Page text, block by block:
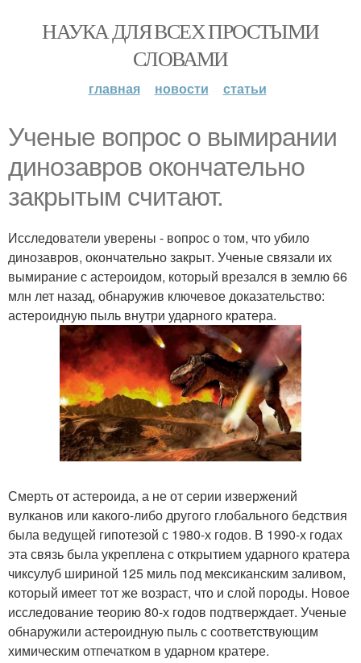
НАУКА ДЛЯ ВСЕХ ПРОСТЫМИ
СЛОВАМИ
главная новости статьи
Ученые вопрос о вымирании
динозавров окончательно
закрытым считают.
Исследователи уверены - вопрос о том, что убило
динозавров, окончательно закрыт. Ученые связали их
вымирание с астероидом, который врезался в землю 66
млн лет назад, обнаружив ключевое доказательство:
астероидную пыль внутри ударного кратера.
Смерть от астероида, а не от серии извержений
вулканов или какого-либо другого глобального бедствия
была ведущей гипотезой с 1980-х годов. В 1990-х годах
эта связь была укреплена с открытием ударного кратера
чиксулуб шириной 125 миль под мексиканским заливом,
который имеет тот же возраст, что и слой породы. Новое
исследование теорию 80-х годов подтверждает. Ученые
обнаружили астероидную пыль с соответствующим
химическим отпечатком в ударном кратере.